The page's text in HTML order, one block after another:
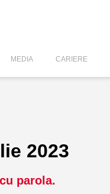
MEDIA CARIERE
2023
parola.